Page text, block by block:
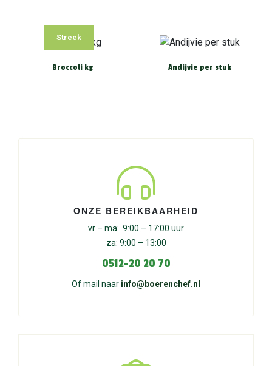
Streek
Broccoli kg Andijvie per stuk
ONZE BEREIKBAARHEID
vr – ma: 9:00 – 17:00 uur
za: 9:00 – 13:00
0512-20 20 70
Of mail naar info@boerenchef.nl